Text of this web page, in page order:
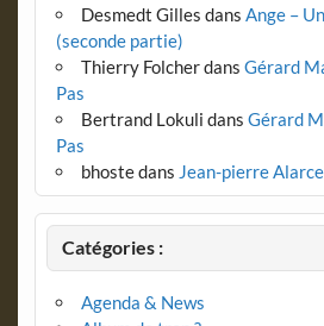
Desmedt Gilles dans Ange –
(seconde partie)
Thierry Folcherdans Gérard
Pas
Bertrand Lokuli dans Gérard
Pas
bhostedans Jean-pierre
Catégories :
Agenda & News